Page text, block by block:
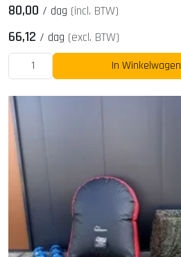
80,00 / dag (incl. BTW)
66,12 / dag (excl. BTW)
In Winkelwagen